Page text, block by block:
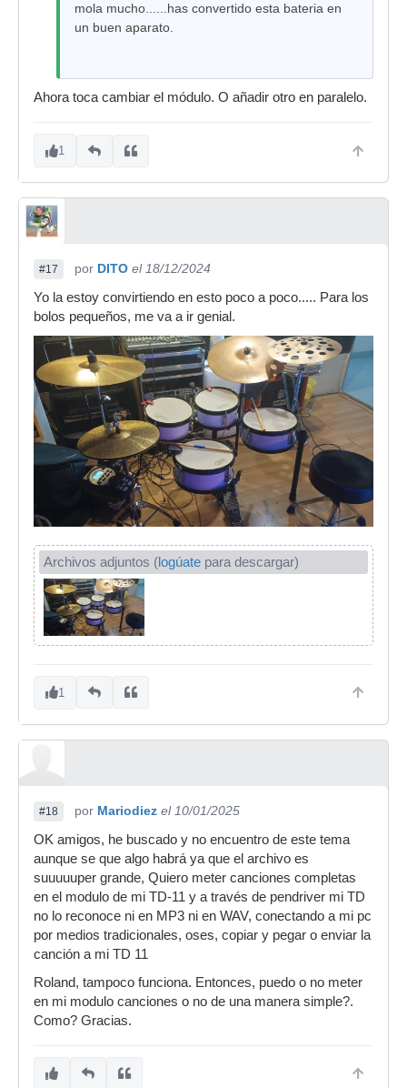
mola mucho......has convertido esta bateria en
un buen aparato.
Ahora toca cambiar el módulo. O añadir otro en paralelo.
1
#17 por DITO el 18/12/2024
Yo la estoy convirtiendo en esto poco a poco..... Para los
bolos pequeños, me va a ir genial.
Archivos adjuntos (logúate para descargar)
1
#18 por Mariodiez el 10/01/2025
OK amigos, he buscado y no encuentro de este tema
aunque se que algo habrá ya que el archivo es
suuuuuper grande, Quiero meter canciones completas
en el modulo de mi TD-11 y a través de pendriver mi TD
no lo reconoce ni en MP3 ni en WAV, conectando a mi pc
por medios tradicionales, oses, copiar y pegar o enviar la
canción a mi TD 11
Roland, tampoco funciona. Entonces, puedo o no meter
en mi modulo canciones o no de una manera simple?.
Como? Gracias.